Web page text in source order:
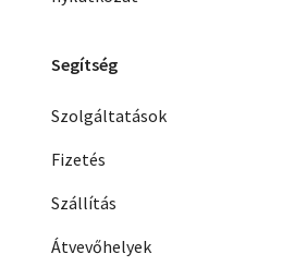
Segítség
Szolgáltatások
Fizetés
Szállítás
Átvevőhelyek